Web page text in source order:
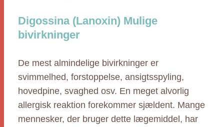
Digossina (Lanoxin) Mulige
bivirkninger
De mest almindelige bivirkninger er
svimmelhed, forstoppelse, ansigtsspyling,
hovedpine, svaghed osv. En meget alvorlig
allergisk reaktion forekommer sjældent. Mange
mennesker, der bruger dette lægemiddel, har